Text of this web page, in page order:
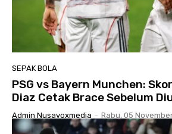
SEPAK BOLA
PSG vs Bayern Munchen:
Diaz Cetak Brace Sebelum
Admin Nusavoxmedia - Rabu, 05